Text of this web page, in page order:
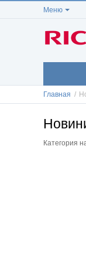
Меню
Главная /
Категория